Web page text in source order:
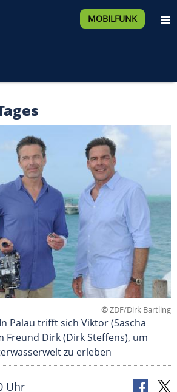
MOBILFUNK
©ZDF/Dirk Bartling
Palau trifft sich Viktor (Sascha
Freund Dirk (Dirk Steffens), um
zu erleben
Uhr